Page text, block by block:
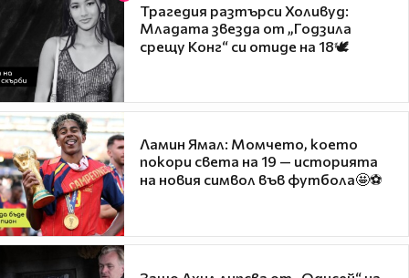
Трагедия разтърси Холивуд:
Младата звезда от „Годзила
срещу Конг“ си отиде на 18🕊️
Ламин Ямал: Момчето, което
покори света на 19 — историята
на новия символ във футбола🤩⚽